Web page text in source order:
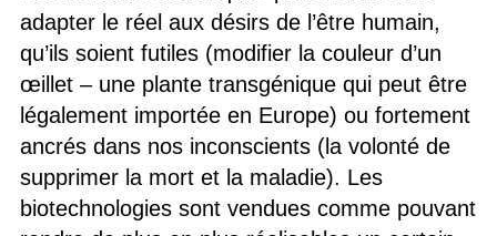
adapter le réel aux désirs de l’être humain,
qu’ils soient futiles (modifier la couleur d’un
œillet – une plante transgénique qui peut être
légalement importée en Europe) ou fortement
ancrés dans nos inconscients (la volonté de
supprimer la mort et la maladie). Les
biotechnologies sont vendues comme pouvant